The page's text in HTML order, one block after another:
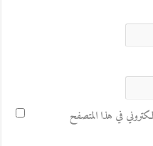
في هذا المتصفح